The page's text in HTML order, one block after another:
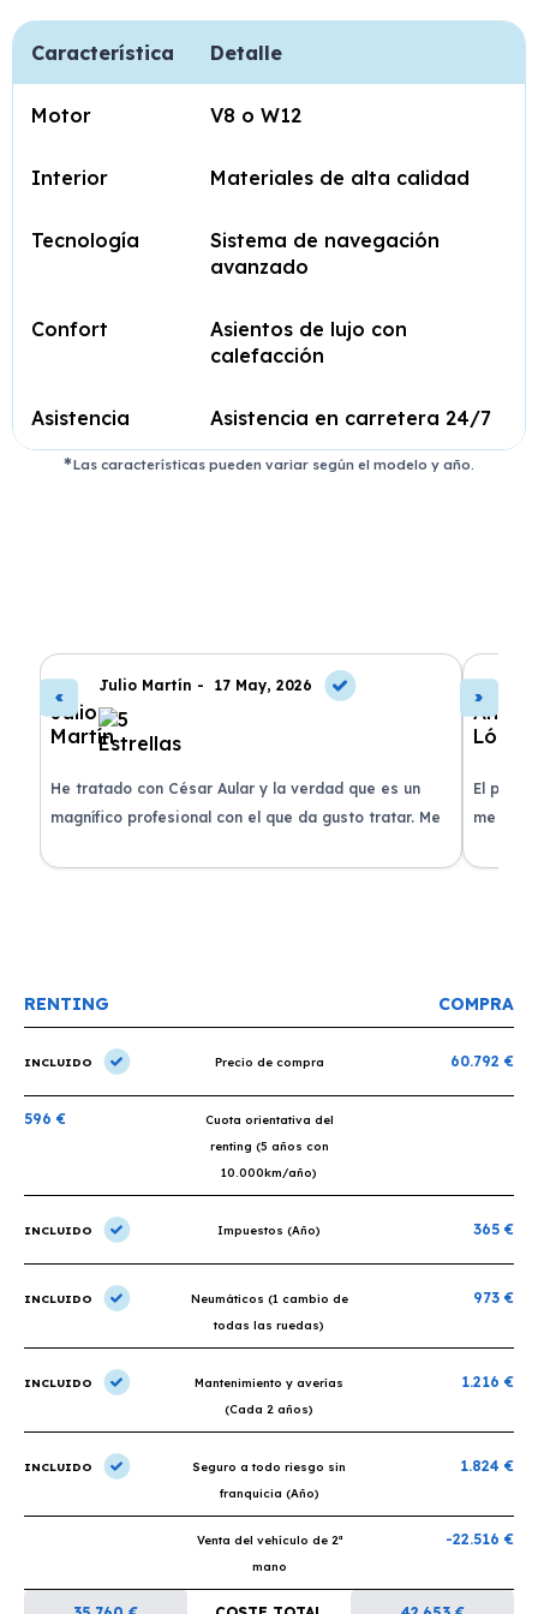
Característica Detalle
Motor V8 o W12
Interior Materiales de alta calidad
Tecnología
Sistema de navegación
avanzado
Confort
Asientos de lujo con
calefacción
Asistencia Asistencia en carretera 24/7
Las características pueden variar según el modelo y año.
Julio Martín - 17 May, 2026
He tratado con César Aular y la verdad que es un
magnífico profesional con el que da gusto tratar. Me
recomiendo un montón, muchas gracias!
El
me
plazo
RENTING COMPRA
INCLUIDO Precio de compra 60.792 €
596 €
Cuota orientativa del
renting (5 años con
10.000km/año)
INCLUIDO Impuestos (Año) 365 €
INCLUIDO
Neumáticos (1 cambio de
todas las ruedas)
973 €
INCLUIDO
Mantenimiento y averías
(Cada 2 años)
1.216 €
INCLUIDO
Seguro a todo riesgo sin
franquicia (Año)
1.824 €
Venta del vehículo de 2ª
mano
-22.516 €